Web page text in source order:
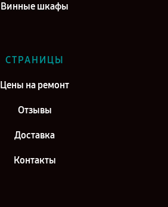
Винные шкафы
СТРАНИЦЫ
Цены на ремонт
Отзывы
Доставка
Контакты